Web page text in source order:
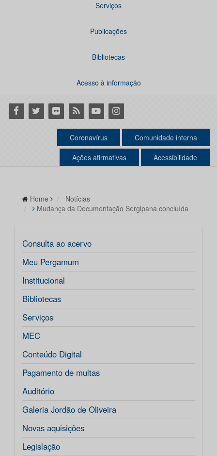
Serviços
Publicações
Bibliotecas
Acesso à informação
Facebook
Twitter Flickr RSS YoutubeInstagram
Coronavírus Comunidade interna
Ações afirmativas Acessibilidade
Home
Notícias
Mudança da Documentação Sergipana concluída
Consulta ao acervo
Meu Pergamum
Institucional
Bibliotecas
Serviços
MEC
Conteúdo Digital
Pagamento de multas
Auditório
Galeria Jordão de Oliveira
Novas aquisições
Legislação